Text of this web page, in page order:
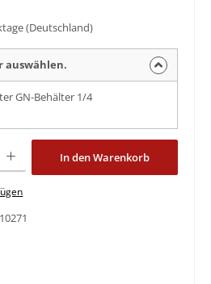
(Deutschland)
auswählen.
GN-Behälter 1/4
Wert ein oder benutze die
In den Warenkorb